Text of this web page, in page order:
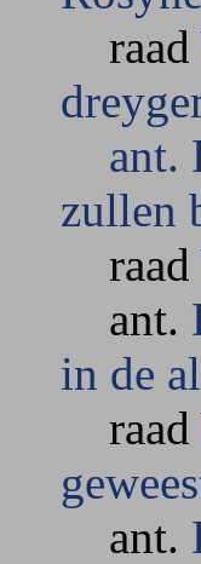
raad
ant.
zullen
raad
ant.
in de
raad
ant.